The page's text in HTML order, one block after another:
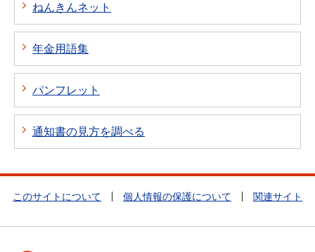
ねんきんネット
年金用語集
パンフレット
通知書の見方を調べる
このサイトについて 個人情報の保護について 関連サイト